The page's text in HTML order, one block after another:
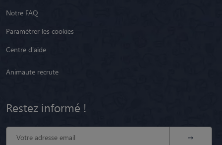
Notre FAQ
Paramétrer les cookies
Centre d'aide
Animaute recrute
Restez informé !